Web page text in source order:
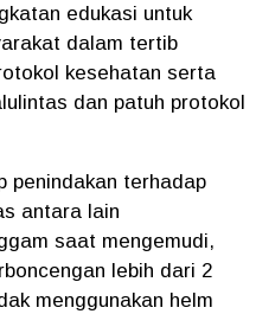
edukasi untuk
dalam tertib
kesehatan serta
dan patuh protokol
penindakan terhadap
antara lain
saat mengemudi,
lebih dari 2
menggunakan helm